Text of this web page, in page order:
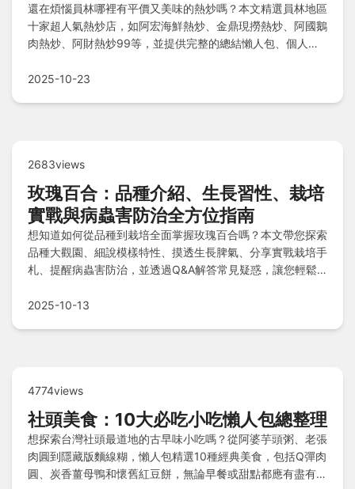
還在煩惱員林哪裡有平價又美味的熱炒嗎？本文精選員林地區
十家超人氣熱炒店，如阿宏海鮮熱炒、金鼎現撈熱炒、阿國鵝
肉熱炒、阿財熱炒99等，並提供完整的總結懶人包、個人真
用餐秘訣，輕鬆享受在地熱炒美味樂趣。
2025-10-23
2683views
玫瑰百合：品種介紹、生長習性、栽培
實戰與病蟲害防治全方位指南
想知道如何從品種到栽培全面掌握玫瑰百合嗎？本文帶您探索
品種大觀園、細說模樣特性、摸透生長脾氣、分享實戰栽培手
札、提醒病蟲害防治，並透過Q&A解答常見疑惑，讓您輕鬆
2025-10-13
4774views
社頭美食：10大必吃小吃懶人包總整理
想探索台灣社頭最道地的古早味小吃嗎？從阿婆芋頭粥、老張
肉圓到隱藏版麵線糊，懶人包精選10種經典美食，包括Q彈肉
圓、炭香薑母鴨和懷舊紅豆餅，無論早餐或甜點都應有盡有，